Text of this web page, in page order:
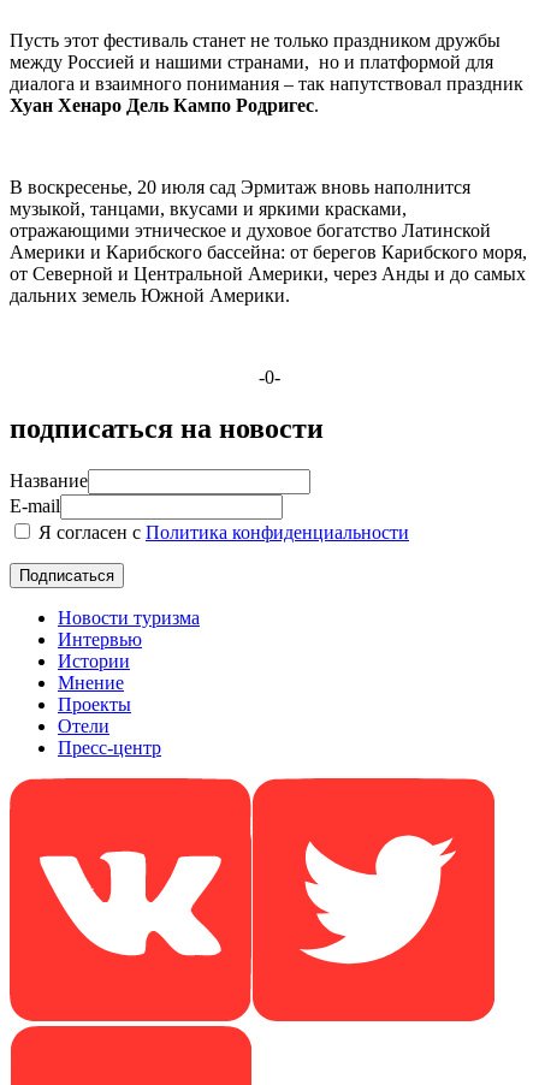
Пусть этот фестиваль станет не только праздником дружбы
между Россией и нашими странами, но и платформой для
диалога и взаимного понимания – так напутствовал праздник
Хуан Хенаро Дель Кампо Родригес.
В воскресенье, 20 июля сад Эрмитаж вновь наполнится
музыкой, танцами, вкусами и яркими красками,
отражающими этническое и духовое богатство Латинской
Америки и Карибского бассейна: от берегов Карибского моря,
от Северной и Центральной Америки, через Анды и до самых
дальних земель Южной Америки.
-0-
подписаться на новости
Название
E-mail
Я согласен с Политика конфиденциальности
Новости туризма
Интервью
Истории
Мнение
Проекты
Отели
Пресс-центр